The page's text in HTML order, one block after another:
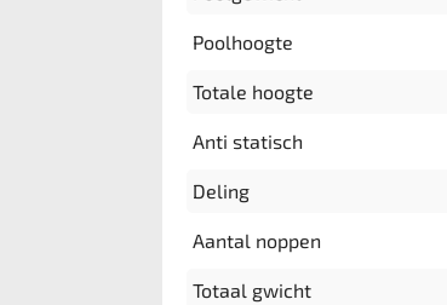
Poolhoogte
Totale hoogte
Anti statisch
Deling
Aantal noppen
Totaal gwicht